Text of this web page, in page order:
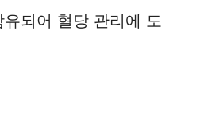
되어 혈당 관리에 도